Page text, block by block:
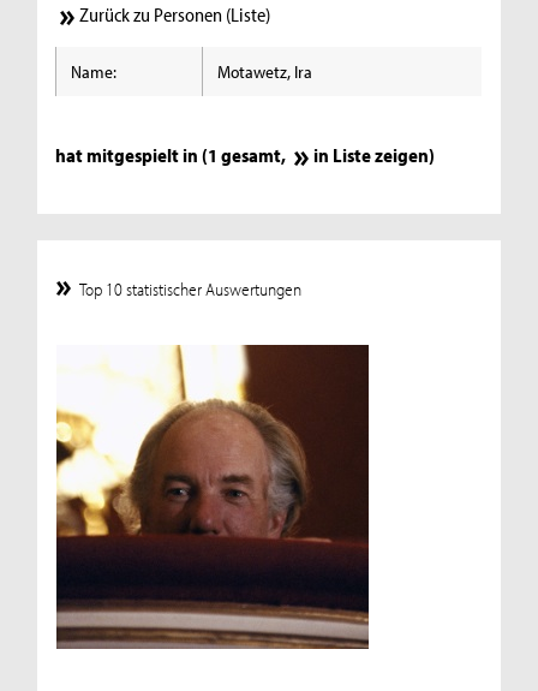
Zurück zu Personen (Liste)
Name: Motawetz, Ira
hat mitgespielt in (1 gesamt, in Liste zeigen)
Top 10 statistischer Auswertungen